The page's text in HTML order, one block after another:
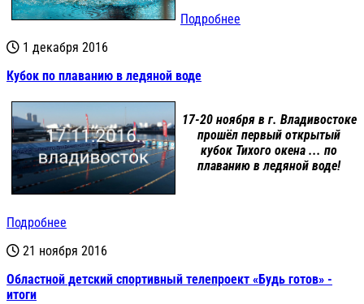
Подробнее
1 декабря 2016
Кубок по плаванию в ледяной воде
17-20 ноября в г. Владивостоке
прошёл первый открытый
кубок Тихого окена ... по
плаванию в ледяной воде!
Подробнее
21 ноября 2016
Областной детский спортивный телепроект «Будь готов» -
итоги